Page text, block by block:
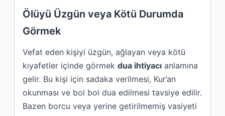
Ölüyü Üzgün veya Kötü Durumda
Görmek
Vefat eden kişiyi üzgün, ağlayan veya kötü
kıyafetler içinde görmek dua ihtiyacı anlamına
gelir. Bu kişi için sadaka verilmesi, Kur’an
okunması ve bol bol dua edilmesi tavsiye edilir.
Bazen borcu veya yerine getirilmemiş vasiyeti